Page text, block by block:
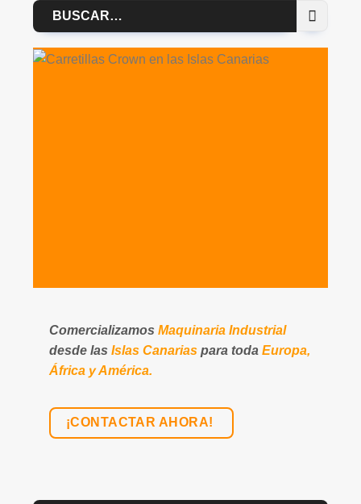
Buscar
por:
ComercializamosMaquinaria Industrial
desde lasIslas Canarias para todaEuropa,
África y América.
¡CONTACTAR AHORA!